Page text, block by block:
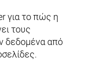
για το πώς η
τους
δεδομένα από